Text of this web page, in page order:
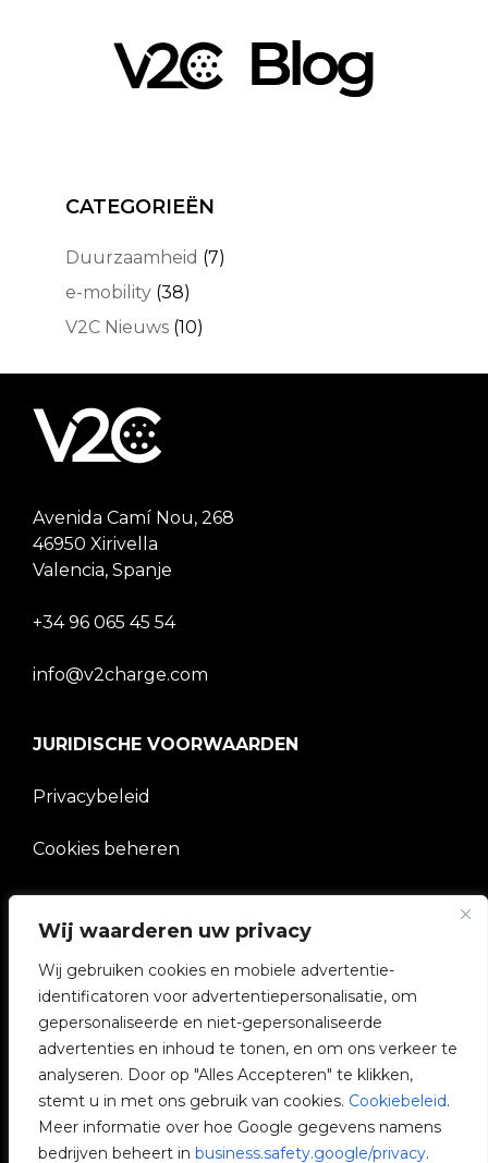
Wij waarderen uw privacy
Wij gebruiken cookies en mobiele advertentie-
identificatoren voor advertentiepersonalisatie, om
gepersonaliseerde en niet-gepersonaliseerde
advertenties en inhoud te tonen, en om ons verkeer te
analyseren. Door op "Alles Accepteren" te klikken,
stemt u in met ons gebruik van cookies. Cookiebeleid.
Meer informatie over hoe Google gegevens namens
bedrijven beheert in business.safety.google/privacy.
CATEGORIEËN
Duurzaamheid (7)
e-mobility (38)
V2C Nieuws (10)
Avenida Camí Nou, 268
46950 Xirivella
Valencia, Spanje
+34 96 065 45 54
info@v2charge.com
JURIDISCHE VOORWAARDEN
Privacybeleid
Cookies beheren
BEDRIJF
V2C Gemeenschap
e-Chargers
V2C Cloud
V2C Payments